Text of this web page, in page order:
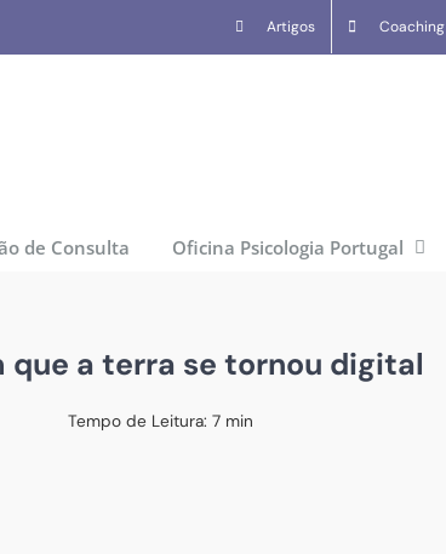
Artigos Coaching
de Consulta Oficina Psicologia Portugal
que a terra se tornou digital
Tempo de Leitura: 7 min